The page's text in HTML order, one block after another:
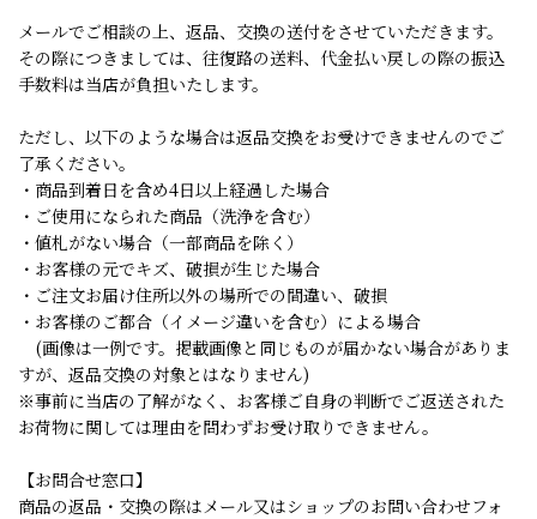
メールでご相談の上、返品、交換の送付をさせていただきます。
その際につきましては、往復路の送料、代金払い戻しの際の振込
手数料は当店が負担いたします。
ただし、以下のような場合は返品交換をお受けできませんのでご
了承ください。
・商品到着日を含め4日以上経過した場合
・ご使用になられた商品（洗浄を含む）
・値札がない場合（一部商品を除く）
・お客様の元でキズ、破損が生じた場合
・ご注文お届け住所以外の場所での間違い、破損
・お客様のご都合（イメージ違いを含む）による場合
(画像は一例です。掲載画像と同じものが届かない場合がありま
すが、返品交換の対象とはなりません)
※事前に当店の了解がなく、お客様ご自身の判断でご返送された
お荷物に関しては理由を問わずお受け取りできません。
【お問合せ窓口】
商品の返品・交換の際はメール又はショップのお問い合わせフォ